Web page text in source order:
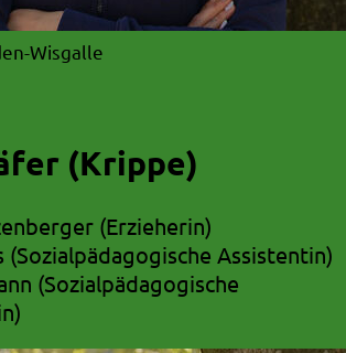
Wisgalle
(Krippe)
(Erzieherin)
(Sozialpädagogische Assistentin)
(Sozialpädagogische